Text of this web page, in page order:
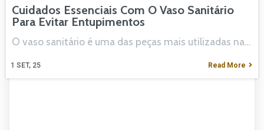
Cuidados Essenciais Com O Vaso Sanitário
Para Evitar Entupimentos
1 SET, 25
O vaso sanitário é uma das peças mais utilizadas na…
Read More